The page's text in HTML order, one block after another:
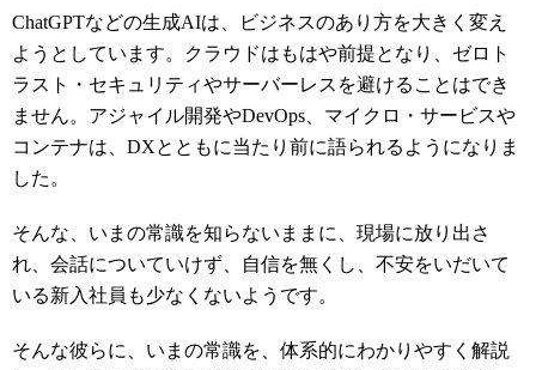
ChatGPTなどの生成AIは、ビジネスのあり方を大きく変え
ようとしています。クラウドはもはや前提となり、ゼロト
ラスト・セキュリティやサーバーレスを避けることはでき
ません。アジャイル開発やDevOps、マイクロ・サービスや
コンテナは、DXとともに当たり前に語られるようになりま
した。
そんな、いまの常識を知らないままに、現場に放り出さ
れ、会話についていけず、自信を無くし、不安をいだいて
いる新入社員も少なくないようです。
そんな彼らに、いまの常識を、体系的にわかりやすく解説